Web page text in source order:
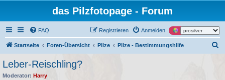
das Pilzfotopage - Forum
FAQ Anmelden
Registrieren
Startseite Foren-Übersicht Pilze Pilze - Bestimmungshilfe
Leber-Reischling?
Moderator: Harry